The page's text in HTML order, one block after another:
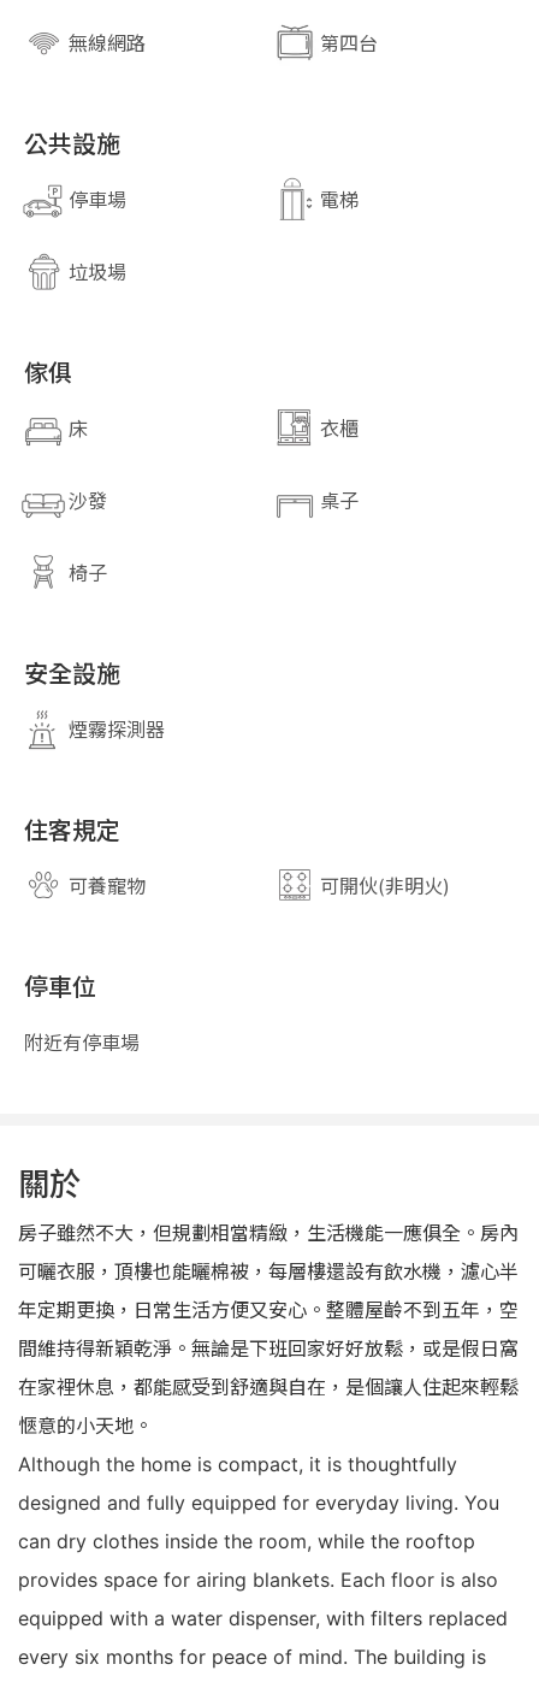
關閉
無線網路 第四台
公共設施
停車場 電梯
垃圾場
傢俱
床 衣櫃
沙發 桌子
椅子
安全設施
煙霧探測器
住客規定
可養寵物 可開伙(非明火)
停車位
附近有停車場
關於
房子雖然不大，但規劃相當精緻，生活機能一應俱全。房內
可曬衣服，頂樓也能曬棉被，每層樓還設有飲水機，濾心半
年定期更換，日常生活方便又安心。整體屋齡不到五年，空
間維持得新穎乾淨。無論是下班回家好好放鬆，或是假日窩
在家裡休息，都能感受到舒適與自在，是個讓人住起來輕鬆
愜意的小天地。
Although the home is compact, it is thoughtfully
designed and fully equipped for everyday living. You
can dry clothes inside the room, while the rooftop
provides space for airing blankets. Each floor is also
equipped with a water dispenser, with filters replaced
every six months for peace of mind. The building is